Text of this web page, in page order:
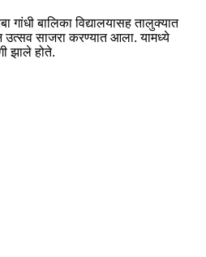
गांधी बालिका विद्यालयासह तालुक्यात
उत्सव साजरा करण्यात आला. यामध्ये
झाले होते.